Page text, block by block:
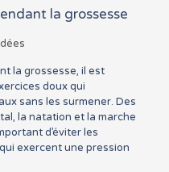
la grossesse
la grossesse, il est
doux qui
sans les surmener. Des
la natation et la marche
d’éviter les
exercent une pression